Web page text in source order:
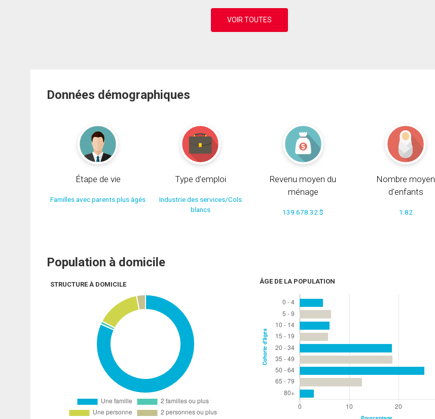
Données démographiques
Étape de vie
Familles avec parents plus âgés
Type d'emploi
Industrie des services/Cols
blancs
Revenu moyen du
ménage
139 678.32 $
Nombre moyen
d'enfants
1.82
Population à domicile
STRUCTURE À DOMICILE ÂGE DE LA POPULATION